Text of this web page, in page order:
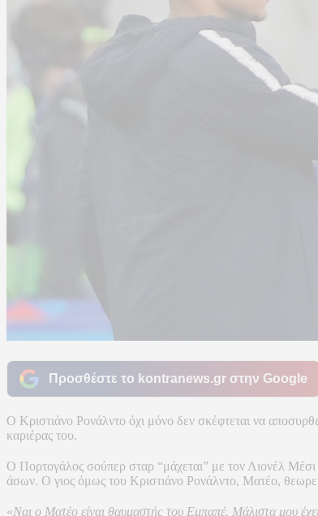
Προσθέστε το kontranews.gr στην Google
Ο Κριστιάνο Ρονάλντο όχι μόνο δεν σκέφτεται να
καριέρας του.
Ο Πορτογάλος σούπερ σταρ “μάχεται” με τον Λιονέλ Μέσι
άσων. Ο γιος όμως του Κριστιάνο Ρονάλντο, Ματέο,
«Ναι ο Ματέο είναι θαυμαστής του Εμπαπέ. Μάλιστα μου